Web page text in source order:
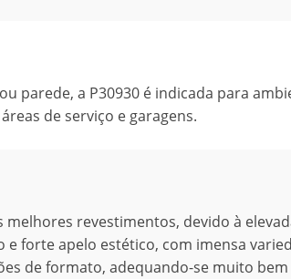
parede, a P30930 é indicada para
de serviço e garagens.
melhores revestimentos, devido à
e forte apelo estético, com imensa
de formato, adequando-se muito